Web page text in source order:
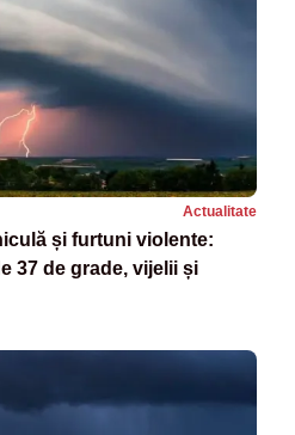
Actualitate
și furtuni violente:
37 de grade, vijelii și